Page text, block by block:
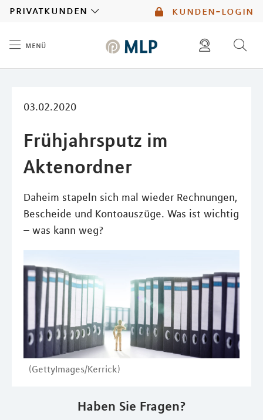
kunden-login
privatkunden
menü
03.02.2020
Frühjahrsputz im
Aktenordner
Daheim stapeln sich mal wieder Rechnungen,
Bescheide und Kontoauszüge. Was ist wichtig
– was kann weg?
(GettyImages/Kerrick)
Haben Sie Fragen?